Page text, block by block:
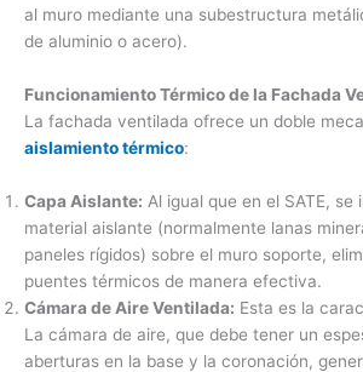
al muro mediante una subestructura
de aluminio o acero).
Funcionamiento Térmico de la Fachada
La fachada ventilada ofrece un doble
aislamiento térmico:
Capa Aislante: Al igual que en el SATE,
material aislante (normalmente lanas
paneles rígidos) sobre el muro soporte,
puentes térmicos de manera efectiva.
Cámara de Aire Ventilada: Esta es la
La cámara de aire, que debe tener un
aberturas en la base y la coronación,